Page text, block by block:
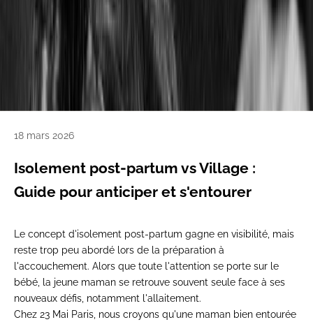
18 mars 2026
Isolement post-partum vs Village :
Guide pour anticiper et s'entourer
Le concept d'isolement post-partum gagne en visibilité, mais
reste trop peu abordé lors de la préparation à
l'accouchement. Alors que toute l'attention se porte sur le
bébé, la jeune maman se retrouve souvent seule face à ses
nouveaux défis, notamment l'allaitement.
Chez 23 Mai Paris, nous croyons qu'une maman bien entourée